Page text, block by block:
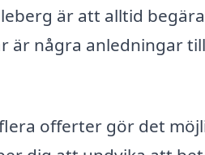
är att alltid
är några anledningar
offerter gör det